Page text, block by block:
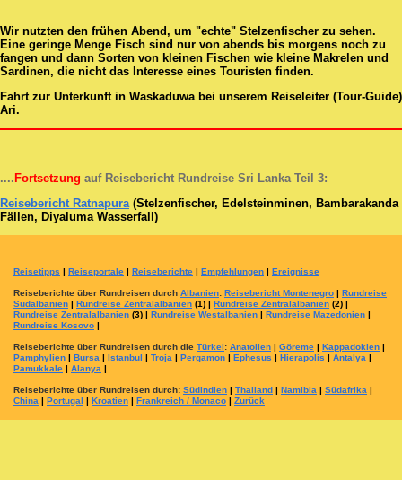
Wir nutzten den frühen Abend, um "echte" Stelzenfischer zu sehen.
Eine geringe Menge Fisch sind nur von abends bis morgens noch zu
fangen und dann Sorten von kleinen Fischen wie kleine Makrelen und
Sardinen, die nicht das Interesse eines Touristen finden.
Fahrt zur Unterkunft in Waskaduwa bei unserem Reiseleiter (Tour-Guide)
Ari.
.... Fortsetzung auf Reisebericht Rundreise Sri Lanka Teil 3:
Reisebericht Ratnapura(Stelzenfischer, Edelsteinminen, Bambarakanda
Fällen, Diyaluma Wasserfall)
Reisetipps | Reiseportale | Reiseberichte | Empfehlungen | Ereignisse
Reiseberichte über Rundreisen durch Albanien: Reisebericht Montenegro | Rundreise
Südalbanien | Rundreise Zentralalbanien (1) | Rundreise Zentralalbanien (2) |
Rundreise Zentralalbanien (3) | Rundreise Westalbanien | Rundreise Mazedonien |
Rundreise Kosovo |
Reiseberichte über Rundreisen durch die Türkei: Anatolien | Göreme | Kappadokien |
Pamphylien | Bursa | Istanbul | Troja | Pergamon | Ephesus | Hierapolis | Antalya |
Pamukkale | Alanya |
Reiseberichte über Rundreisen durch: Südindien | Thailand | Namibia | Südafrika |
China | Portugal | Kroatien | Frankreich / Monaco | Zurück